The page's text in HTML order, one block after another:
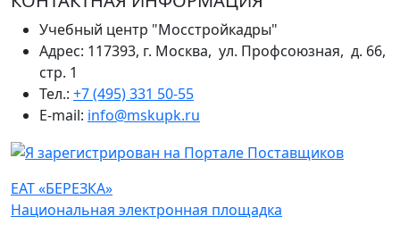
Учебный центр "Мосстройкадры"
Адрес: 117393, г. Москва, ул. Профсоюзная, д. 66,
стр. 1
Тел.: +7 (495) 331 50-55
E-mail: info@mskupk.ru
ЕАТ «БЕРЕЗКА»
Национальная электронная площадка